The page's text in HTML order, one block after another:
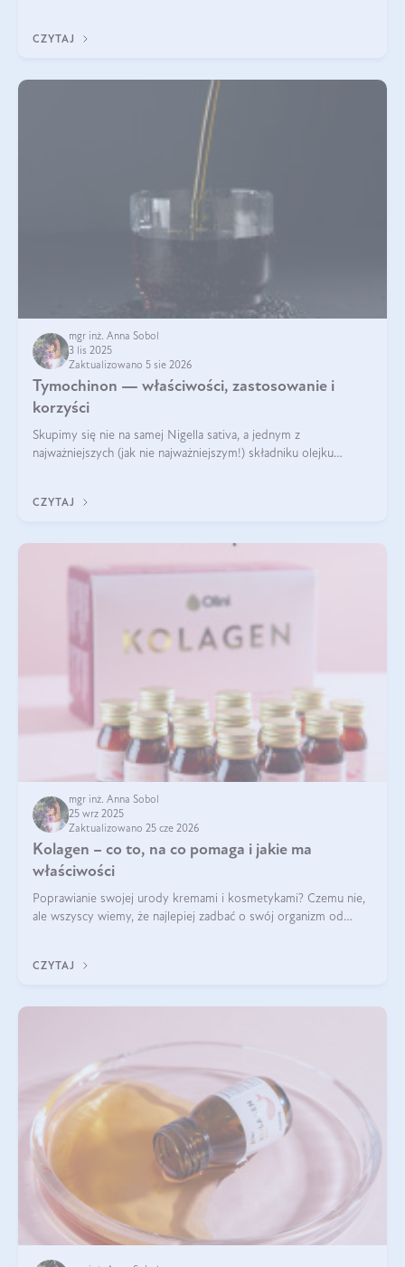
CZYTAJ
mgr inż. Anna Sobol
3 lis 2025
Zaktualizowano 5 sie 2026
Tymochinon — właściwości, zastosowanie i
korzyści
Skupimy się nie na samej Nigella sativa, a jednym z
najważniejszych (jak nie najważniejszym!) składniku olejku
CZYTAJ
mgr inż. Anna Sobol
25 wrz 2025
Zaktualizowano 25 cze 2026
Kolagen – co to, na co pomaga i jakie ma
właściwości
Poprawianie swojej urody kremami i kosmetykami? Czemu nie,
ale wszyscy wiemy, że najlepiej zadbać o swój organizm od
wysokiej jakości suplem
CZYTAJ